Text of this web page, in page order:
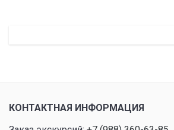
КОНТАКТНАЯ ИНФОРМАЦИЯ